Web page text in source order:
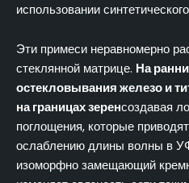
использовании
Эти примеси неравномерно
стеклянной матрице. На
остекловывания железо и
на границах зеренсоздавая
поглощения, которые
ослаблению длины волны в
изоморфно замещающий